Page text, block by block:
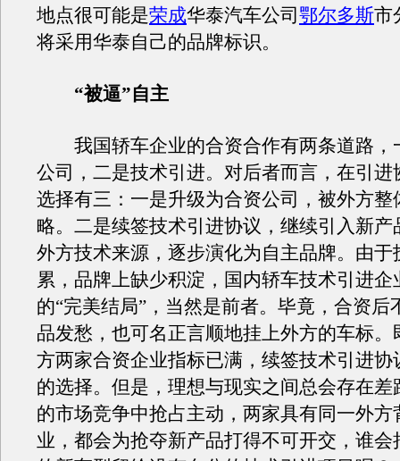
地点很可能是荣成华泰汽车公司 鄂尔多斯市
将采用华泰自己的品牌标识。
“被逼”自主
我国轿车企业的合资合作有两条道路，
公司，二是技术引进。对后者而言，在引进
选择有三：一是升级为合资公司，被外方整
略。二是续签技术引进协议，继续引入新产
外方技术来源，逐步演化为自主品牌。由于
累，品牌上缺少积淀，国内轿车技术引进企
的“完美结局”，当然是前者。毕竟，合资后
品发愁，也可名正言顺地挂上外方的车标。
方两家合资企业指标已满，续签技术引进协
的选择。但是，理想与现实之间总会存在差
的市场竞争中抢占主动，两家具有同一外方
业，都会为抢夺新产品打得不可开交，谁会